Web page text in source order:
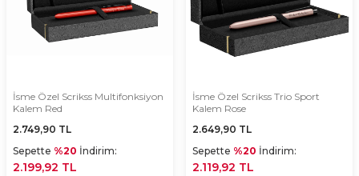
İsme Özel Scrikss Multifonksiyon
Kalem Red
2.749,90 TL
Sepette %20 İndirim:
2.199,92 TL
İsme Özel Scrikss Trio Sport
Kalem Rose
2.649,90 TL
Sepette %20 İndirim:
2.119,92 TL